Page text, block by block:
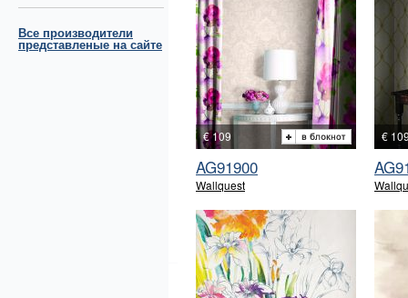
Все производители
представленые на сайте
€ 109
AG91900
Wallquest
€